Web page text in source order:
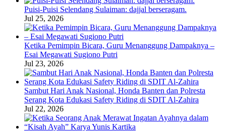
Puisi-Puisi Selendang Sulaiman: dajjal berseragam.
Jul 25, 2026
Ketika Pemimpin Bicara, Guru Menanggung Dampaknya –
Esai Megawati Sugiono Putri
Jul 23, 2026
Sambut Hari Anak Nasional, Honda Banten dan Polresta
Serang Kota Edukasi Safety Riding di SDIT Al-Zahira
Jul 22, 2026